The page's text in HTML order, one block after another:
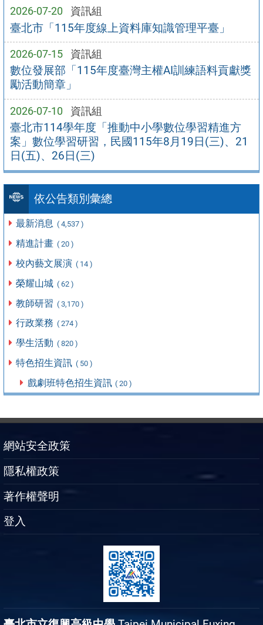
2026-07-20 資訊組
臺北市「115年度線上資料庫知識管理平臺」
2026-07-15 資訊組
數位發展部「115年度臺灣主權AI訓練語料貢獻獎
勵活動簡章」
2026-07-10 資訊組
臺北市114學年度「推動中小學數位學習精進方
案」數位學習研習，民國115年8月19日(三)、21
日(五)、26日(三)
依公告類別彙總
最新消息 ( 4,537 )
精進計畫 ( 20 )
校內藝文展演 ( 14 )
榮耀山城 ( 62 )
教師研習 ( 3,170 )
行政業務 ( 274 )
學生活動 ( 820 )
特色招生資訊 ( 50 )
戲劇班特色招生資訊 ( 20 )
網站安全政策
隱私權政策
著作權聲明
登入